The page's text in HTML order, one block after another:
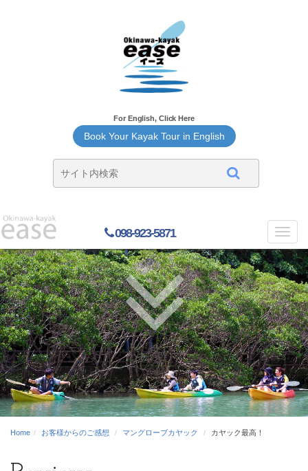
For English, Click Here
Book Your Kayak Tour in English
098-923-5871
Home お客様からのご感想 マングローブカヤック カヤック最高！